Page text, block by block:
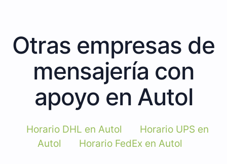
Otras empresas de
mensajería con
apoyo en Autol
Horario DHL en Autol
Horario UPS en
Autol
Horario FedEx en Autol